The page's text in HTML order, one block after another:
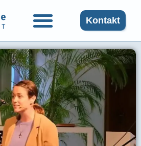
Kontakt